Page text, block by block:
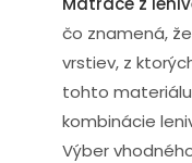
čo znamená,
vrstiev, z
tohto
kombinácie
Výber